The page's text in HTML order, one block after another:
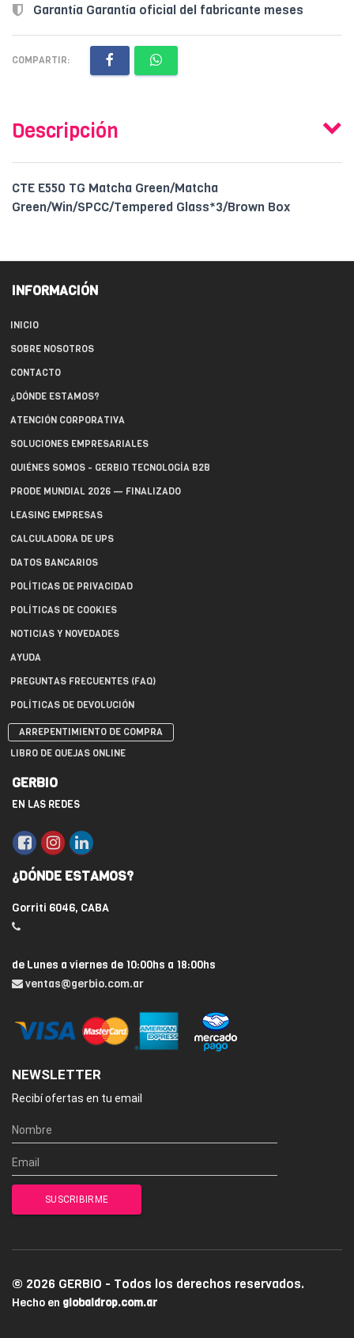
Garantía Garantía oficial del fabricante meses
COMPARTIR:
Descripción
CTE E550 TG Matcha Green/Matcha
Green/Win/SPCC/Tempered Glass*3/Brown Box
INFORMACIÓN
INICIO
SOBRE NOSOTROS
CONTACTO
¿DÓNDE ESTAMOS?
ATENCIÓN CORPORATIVA
SOLUCIONES EMPRESARIALES
QUIÉNES SOMOS - GERBIO TECNOLOGÍA B2B
PRODE MUNDIAL 2026 — FINALIZADO
LEASING EMPRESAS
CALCULADORA DE UPS
DATOS BANCARIOS
POLÍTICAS DE PRIVACIDAD
POLÍTICAS DE COOKIES
NOTICIAS Y NOVEDADES
AYUDA
PREGUNTAS FRECUENTES (FAQ)
POLÍTICAS DE DEVOLUCIÓN
ARREPENTIMIENTO DE COMPRA
LIBRO DE QUEJAS ONLINE
GERBIO
EN LAS REDES
¿DÓNDE ESTAMOS?
Gorriti 6046, CABA
de Lunes a viernes de 10:00hs a 18:00hs
ventas@gerbio.com.ar
NEWSLETTER
Recibí ofertas en tu email
© 2026 GERBIO - Todos los derechos reservados.
Hecho en globaldrop.com.ar